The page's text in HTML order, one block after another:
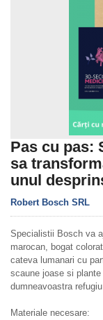
Pas cu pas:
sa
unul
Robert Bosch SRL
Specialistii Bosch va
marocan, bogat
cateva lumanari cu
scaune joase si
dumneavoastra
Materiale necesare: